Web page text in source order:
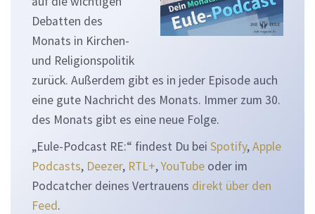
Debatten des
Monats in Kirchen-
und Religionspolitik
zurück. Außerdem gibt es in jeder Episode auch
eine gute Nachricht des Monats. Immer zum 30.
des Monats gibt es eine neue Folge.
„Eule-Podcast RE:“ findest Du bei Spotify,Apple
Podcasts, Deezer, RTL+,YouTube oder im
Podcatcher deines Vertrauens direkt über den
Feed.